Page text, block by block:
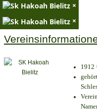
×
×
1912